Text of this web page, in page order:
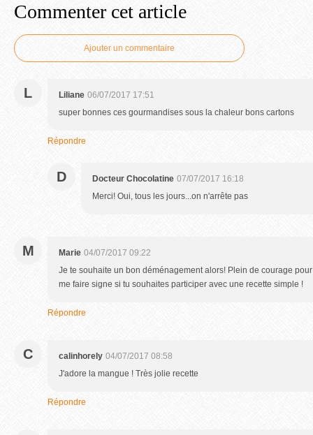
Commenter cet article
Ajouter un commentaire
L Liliane 06/07/2017 17:51
super bonnes ces gourmandises sous la chaleur bons cartons
Répondre
D Docteur Chocolatine 07/07/2017 16:18
Merci! Oui, tous les jours...on n'arrête pas
M Marie 04/07/2017 09:22
Je te souhaite un bon déménagement alors! Plein de courage
me faire signe si tu souhaites participer avec une recette simple !
Répondre
C calinhorely 04/07/2017 08:58
J'adore la mangue ! Très jolie recette
Répondre